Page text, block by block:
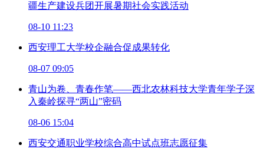
疆生产建设兵团开展暑期社会实践活动
08-10 11:23
西安理工大学校企融合促成果转化
08-07 09:05
青山为卷、青春作笔——西北农林科技大学青年学子深
入秦岭探寻“两山”密码
08-06 15:04
西安交通职业学校综合高中试点班志愿征集